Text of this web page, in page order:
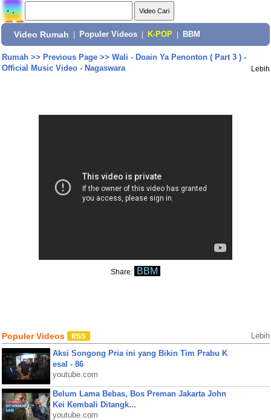
Video Rumah Populer Videos K-POP BBM
Rumah>> Previous Page>> Wali - Doain Ya Penonton ( Part 3 ) -
Official Music Video - Nagaswara
Lebih
Share: BBM
Populer Videos Lebih
Aksi Songong Pria ini yang Bikin Tim Prabu K
esal - 86
youtube.com
Belum Lama Bebas, Bos Preman Jakarta John
Kei Kembali Ditangk...
youtube.com